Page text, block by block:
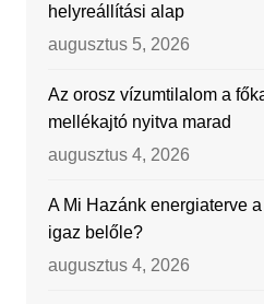
helyreállítási alap
augusztus 5, 2026
Az orosz vízumtilalom a
mellékajtó nyitva marad
augusztus 4, 2026
A Mi Hazánk energiaterve
igaz belőle?
augusztus 4, 2026